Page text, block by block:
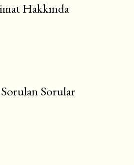
Hakkında
Sorulan Sorular